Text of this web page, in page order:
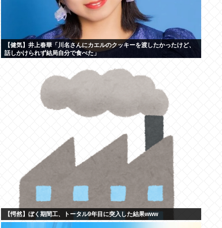
【健気】井上春華「川名さんにカエルのクッキーを渡したかったけど、
話しかけられず結局自分で食べた」
【愕然】ぼく期間工、トータル9年目に突入した結果www